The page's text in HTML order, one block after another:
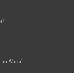
im Ahrtal